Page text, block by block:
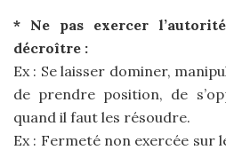
* Ne pas exercer
décroître :
Ex : Se laisser dominer,
de prendre position, de
quand il faut les résoudre.
Ex : Fermeté non exercée sur